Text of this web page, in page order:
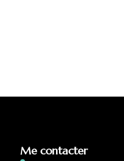
Me contacter